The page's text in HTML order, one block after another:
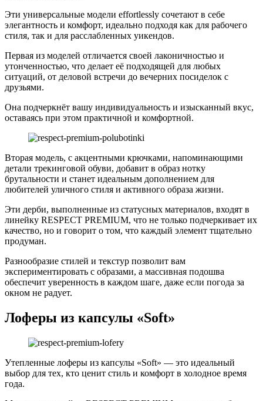
Эти универсальные модели effortlessly сочетают в себе
элегантность и комфорт, идеально подходя как для рабочего
стиля, так и для расслабленных уикендов.
Первая из моделей отличается своей лаконичностью и
утонченностью, что делает её подходящей для любых
ситуаций, от деловой встречи до вечерних посиделок с
друзьями.
Она подчеркнёт вашу индивидуальность и изысканный вкус,
оставаясь при этом практичной и комфортной.
Вторая модель, с акцентными крючками, напоминающими
детали трекинговой обуви, добавит в образ нотку
брутальности и станет идеальным дополнением для
любителей уличного стиля и активного образа жизни.
Эти дерби, выполненные из статусных материалов, входят в
линейку RESPECT PREMIUM, что не только подчеркивает их
качество, но и говорит о том, что каждый элемент тщательно
продуман.
Разнообразие стилей и текстур позволит вам
экспериментировать с образами, а массивная подошва
обеспечит уверенность в каждом шаге, даже если погода за
окном не радует.
Лоферы из капсулы «Soft»
Утепленные лоферы из капсулы «Soft» — это идеальный
выбор для тех, кто ценит стиль и комфорт в холодное время
года.